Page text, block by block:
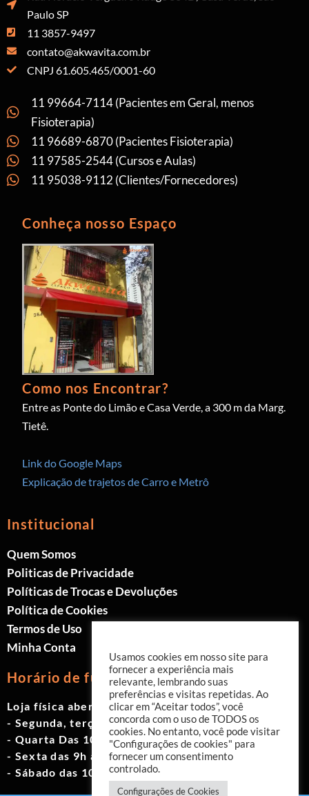
Paulo SP
11 3857-9497
contato@akwavita.com.br
CNPJ 61.605.465/0001-60
11 99664-7114 (Pacientes em Geral, menos
Fisioterapia)
11 96689-6870 (Pacientes Fisioterapia)
11 97585-2544 (Cursos e Aulas)
11 95038-9112 (Clientes/Fornecedores)
Conheça nosso Espaço
Como nos Encontrar?
Entre as Ponte do Limão e Casa Verde, a 300 m da Marg.
Tietê.
Link do Google Maps
Explicação de trajetos de Carro e Metrô
Institucional
Quem Somos
Politicas de Privacidade
Políticas de Trocas e Devoluções
Política de Cookies
Termos de Uso
Minha Conta
Horário de funcionamento
Loja física aberta de Segunda à Sábado.
- Segunda, terça e quinta das 9h às 19h
- Quarta Das 10h às 18h
- Sexta das 9h às 18h
- Sábado das 10h às 17h
Usamos cookies em nosso site para
fornecer a experiência mais
relevante, lembrando suas
preferências e visitas repetidas. Ao
clicar em “Aceitar todos”, você
concorda com o uso de TODOS os
cookies. No entanto, você pode visitar
"Configurações de cookies" para
fornecer um consentimento
controlado.
Configurações de Cookies